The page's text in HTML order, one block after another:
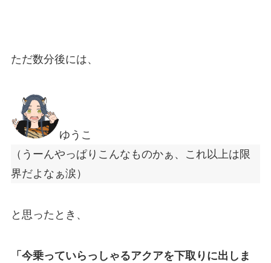
ただ数分後には、
ゆうこ
（うーんやっぱりこんなものかぁ、これ以上は限
界だよなぁ涙）
と思ったとき、
「今乗っていらっしゃるアクアを下取りに出しま